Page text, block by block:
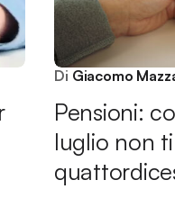
Di Giacomo
Pensioni:
luglio non